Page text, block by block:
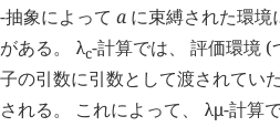
-抽象によって a に束縛された環
がある。 λc-計算では、 評価環境
子の引数に引数として渡されてい
される。 これによって、 λμ-計算